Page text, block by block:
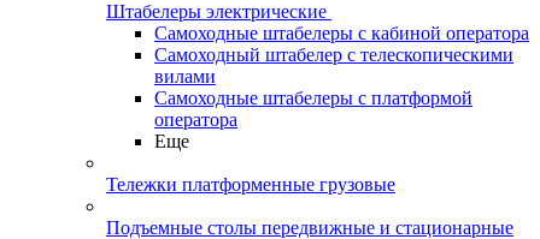
Штабелеры электрические
Самоходные штабелеры с кабиной оператора
Самоходный штабелер с телескопическими
вилами
Самоходные штабелеры с платформой
оператора
Еще
Тележки платформенные грузовые
Подъемные столы передвижные и стационарные